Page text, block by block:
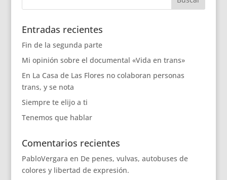
Entradas recientes
Fin de la segunda parte
Mi opinión sobre el documental «Vida en trans»
En La Casa de Las Flores no colaboran personas
trans, y se nota
Siempre te elijo a ti
Tenemos que hablar
Comentarios recientes
PabloVergara en De penes, vulvas, autobuses de
colores y libertad de expresión.